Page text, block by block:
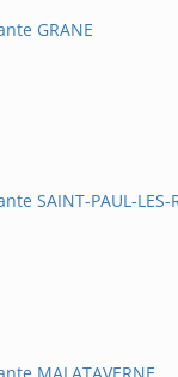
GRANE
SAINT-PAUL-LES-
MALATAVERNE